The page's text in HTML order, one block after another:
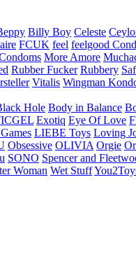
Billy Boy Celeste
FCUK feel feelgood
More Amore
Rubber Fucker Rubbery
Vitalis Wingman
Hole Body in Balance
Exotiq Eye Of Love
LIEBE Toys Loving
Obsessive OLIVIA Orgie
SONO Spencer and
Woman Wet Stuff